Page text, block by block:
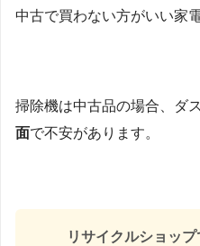
中古で買わない方がいい家
掃除機は中古品の場合、ダ
面で不安があります。
リサイクルショッ